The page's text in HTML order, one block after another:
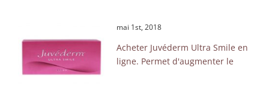
mai 1st, 2018
Acheter Juvéderm Ultra Smile en
ligne. Permet d'augmenter le